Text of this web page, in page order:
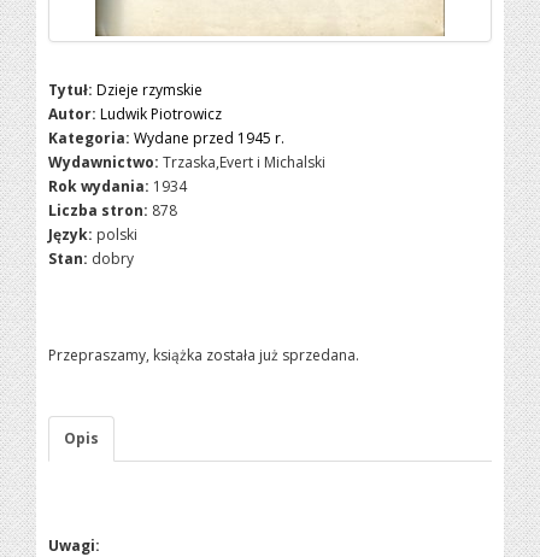
Tytuł: Dzieje rzymskie
Autor: Ludwik Piotrowicz
Kategoria: Wydane przed 1945 r.
Wydawnictwo: Trzaska,Evert i Michalski
Rok wydania: 1934
Liczba stron: 878
Język: polski
Stan: dobry
Przepraszamy, książka została już sprzedana.
Opis
Uwagi: